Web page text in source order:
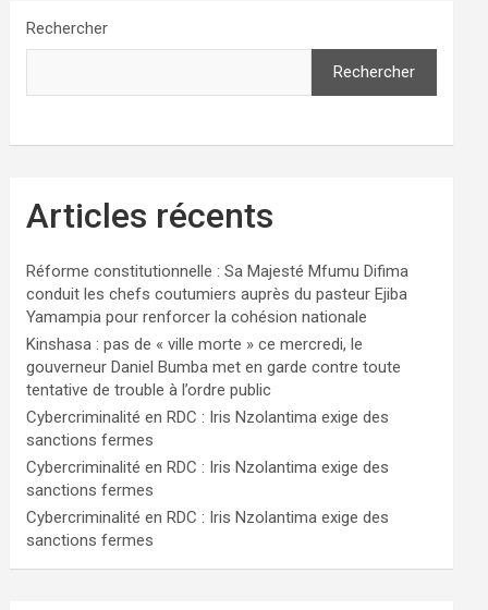
Rechercher
Rechercher
Articles récents
Réforme constitutionnelle : Sa Majesté Mfumu Difima
conduit les chefs coutumiers auprès du pasteur Ejiba
Yamampia pour renforcer la cohésion nationale
Kinshasa : pas de « ville morte » ce mercredi, le
gouverneur Daniel Bumba met en garde contre toute
tentative de trouble à l’ordre public
Cybercriminalité en RDC : Iris Nzolantima exige des
sanctions fermes
Cybercriminalité en RDC : Iris Nzolantima exige des
sanctions fermes
Cybercriminalité en RDC : Iris Nzolantima exige des
sanctions fermes